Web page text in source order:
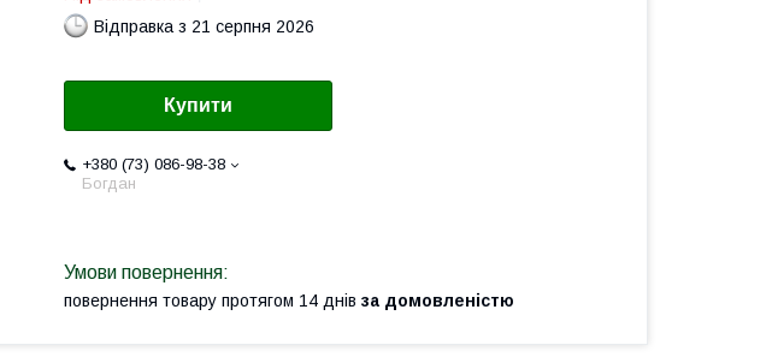
Відправка з 21 серпня 2026
Купити
+380 (73) 086-98-38
Богдан
повернення товару протягом 14 днів за домовленістю